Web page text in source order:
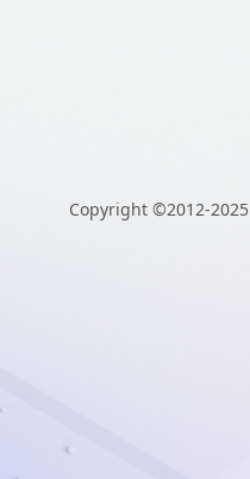
Copyright ©2012-2025